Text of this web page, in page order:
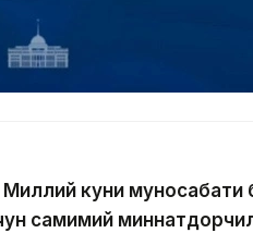
куни муносабати
самимий